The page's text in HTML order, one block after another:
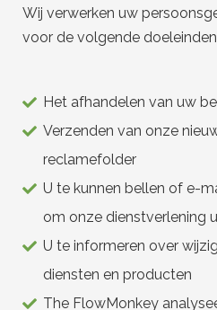
Wij verwerken uw
voor de volgende
Het afhandelen van uw
Verzenden van onze
reclamefolder
U te kunnen bellen of e-
om onze dienstverlening
U te informeren over
diensten en producten
The FlowMonkey